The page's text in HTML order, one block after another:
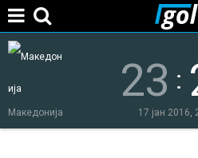
Македонија
23 :
17 јан 2016,